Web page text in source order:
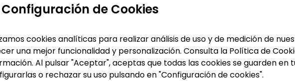
y
1
Configuración de Cookies
cookies analíticas para realizar análisis de uso y de medición de
una mejor funcionalidad y personalización. Consulta la Política de
Al pulsar "Aceptar", aceptas que todas las cookies se guarden en
o rechazar su uso pulsando en "Configuración de cookies".